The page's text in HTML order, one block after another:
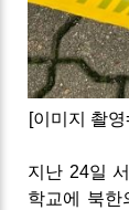
[이미지 촬
지난 24일
학교에 북한